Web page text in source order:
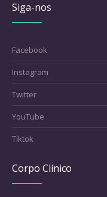
Siga-nos
Facebook
Instagram
Twitter
YouTube
Tiktok
Corpo Clínico